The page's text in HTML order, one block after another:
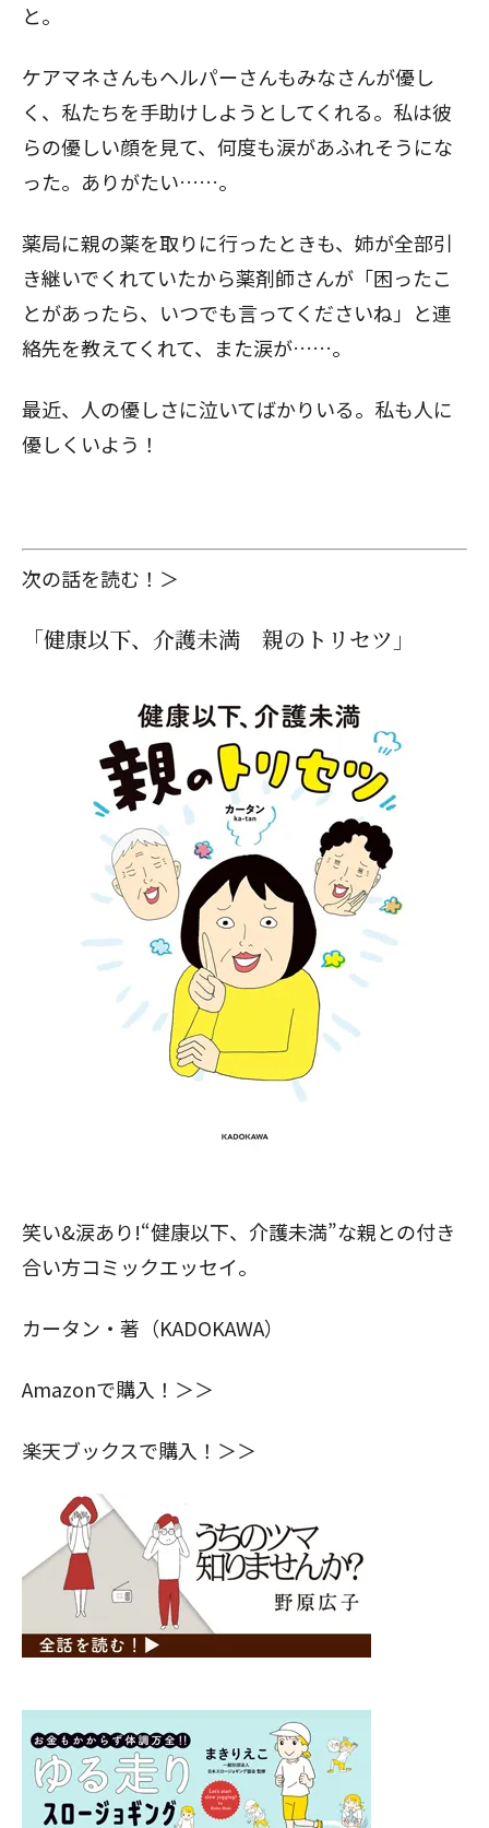
と。
ケアマネさんもヘルパーさんもみなさんが優し
く、私たちを手助けしようとしてくれる。私は彼
らの優しい顔を見て、何度も涙があふれそうにな
った。ありがたい……。
薬局に親の薬を取りに行ったときも、姉が全部引
き継いでくれていたから薬剤師さんが「困ったこ
とがあったら、いつでも言ってくださいね」と連
絡先を教えてくれて、また涙が……。
最近、人の優しさに泣いてばかりいる。私も人に
優しくいよう！
次の話を読む！＞
「健康以下、介護未満 親のトリセツ」
笑い&涙あり!“健康以下、介護未満”な親との付き
合い方コミックエッセイ。
カータン・著（KADOKAWA）
Amazonで購入！＞＞
楽天ブックスで購入！＞＞